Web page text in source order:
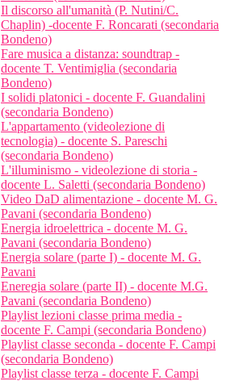
Il discorso all'umanità (P. Nutini/C.
Chaplin) -docente F. Roncarati (secondaria
Bondeno)
Fare musica a distanza: soundtrap -
docente T. Ventimiglia (secondaria
Bondeno)
I solidi platonici - docente F. Guandalini
(secondaria Bondeno)
L'appartamento (videolezione di
tecnologia) - docente S. Pareschi
(secondaria Bondeno)
L'illuminismo - videolezione di storia -
docente L. Saletti (secondaria Bondeno)
Video DaD alimentazione - docente M. G.
Pavani (secondaria Bondeno)
Energia idroelettrica - docente M. G.
Pavani (secondaria Bondeno)
Energia solare (parte I) - docente M. G.
Pavani
Eneregia solare (parte II) - docente M.G.
Pavani (secondaria Bondeno)
Playlist lezioni classe prima media -
docente F. Campi (secondaria Bondeno)
Playlist classe seconda - docente F. Campi
(secondaria Bondeno)
Playlist classe terza - docente F. Campi